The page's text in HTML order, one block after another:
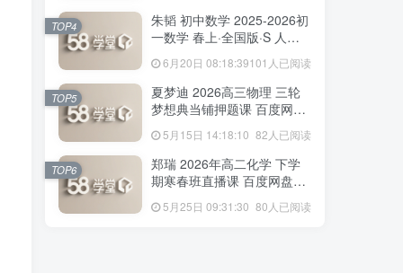
朱韬 初中数学 2025-2026初
一数学 春上·全国版·S 人教
版·A+ 百度网盘下载
6月20日 08:18:39101人已阅读
TOP4
夏梦迪 2026高三物理 三轮
梦想典当铺押题课 百度网盘
下载5月15日 14:18:10 82人已阅读
TOP5
郑瑞 2026年高二化学 下学
期寒春班直播课 百度网盘下
载 5月25日 09:31:30 80人已阅读
TOP6
模拟高考总复习A版 全科(无
史政)百度网盘下载
TOP2
a+下学期寒春班网课直播教
程 百度网盘下载
TOP3
一数学 春上·全国版·S 人教
版·A+ 百度网盘下载
TOP4